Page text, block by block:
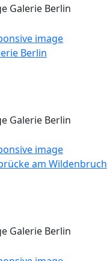
Galerie Berlin
Berlin
Galerie Berlin
am Wildenbruch
Galerie Berlin